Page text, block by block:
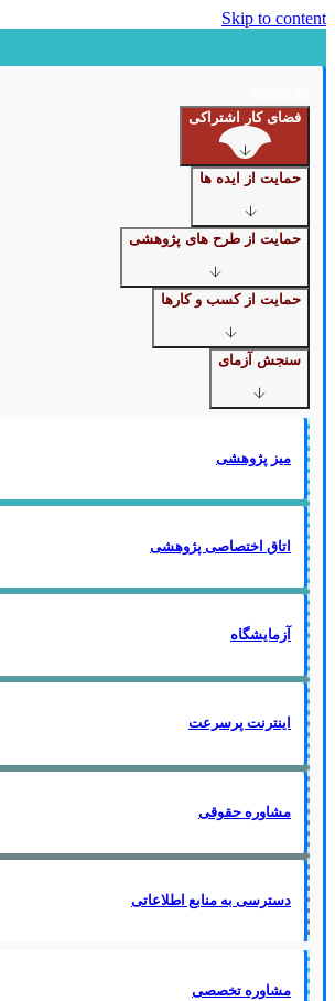
Skip to content
فضای کار اشتراکی
حمایت از ایده ها
حمایت از طرح های پژوهشی
حمایت از کسب و کارها
سنجش آزمای
میز پژوهشی
اتاق اختصاصی پژوهشی
آزمایشگاه
اینترنت پرسرعت
مشاوره حقوقی
دسترسی به منابع اطلاعاتی
مشاوره تخصصی